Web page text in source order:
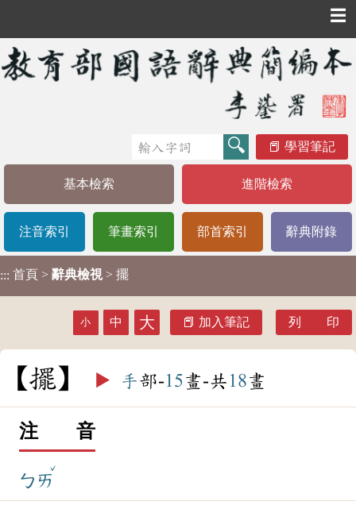
☰
學習筆記
基本檢索 進階檢索
注音索引 筆畫索引 部首索引 辭典附錄
::: 首頁 > 辭典檢視 > 擺
小 中 大 加入筆記 列 印
擺 ▶️ 手部-15畫-共 18畫
注 音
ㄅㄞ
ˇ